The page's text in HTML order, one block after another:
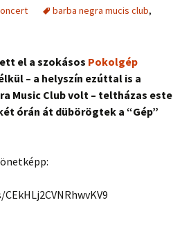
barba negra mucis club,
el a szokásos Pokolgép
– a helyszín ezúttal is a
Music Club volt – teltházas este
órán át dübörögtek a “Gép”